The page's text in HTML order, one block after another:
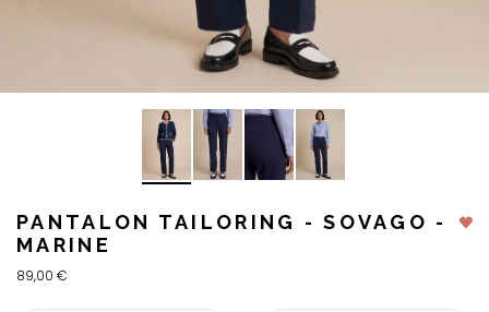
PANTALON TAILORING - SOVAGO -
MARINE
89,00 €